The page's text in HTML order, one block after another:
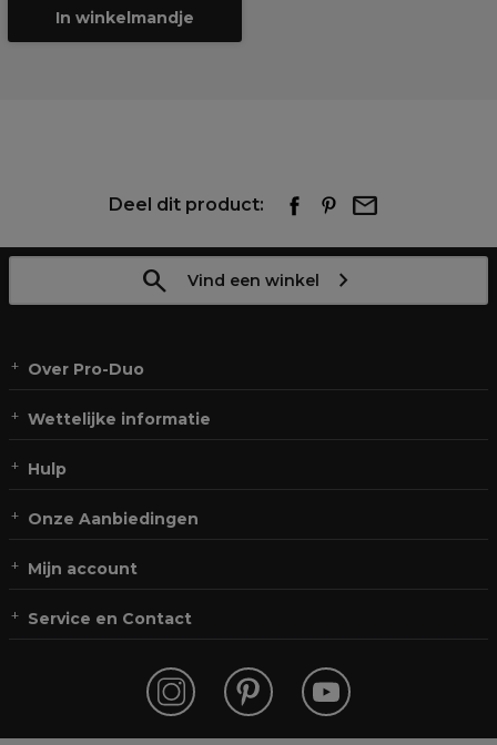
In winkelmandje
Deel dit product:
Vind een winkel
Over Pro-Duo
Wettelijke informatie
Hulp
Onze Aanbiedingen
Mijn account
Service en Contact